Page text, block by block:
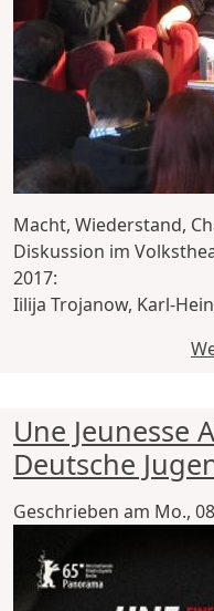
Macht, Wiederstand,
Diskussion im
2017:
Iilija Trojanow, Karl-
Une Jeunesse
Deutsche
Geschrieben am Mo.,